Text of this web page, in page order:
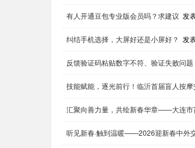
有人开通豆包专业版会员吗？求建议 发
纠结手机选择，大屏好还是小屏好？ 发
反馈验证码粘贴数字不符、验证失败问题
技能赋能，逐光前行！临沂首届盲人按
汇聚向善力量，共绘新春华章——大连市
听见新春·触到温暖——2026迎新春中外